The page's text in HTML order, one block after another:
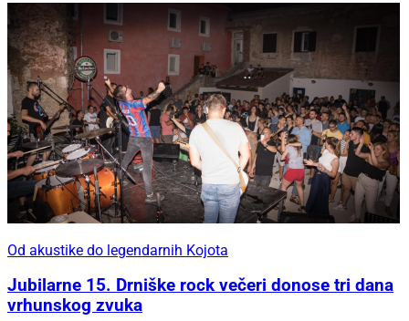
Od akustike do legendarnih Kojota
Jubilarne 15. Drniške rock večeri donose tri dana
vrhunskog zvuka